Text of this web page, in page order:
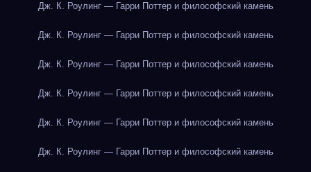
Дж. К. Роулинг — Гарри Поттер и философский камень
Дж. К. Роулинг — Гарри Поттер и философский камень
Дж. К. Роулинг — Гарри Поттер и философский камень
Дж. К. Роулинг — Гарри Поттер и философский камень
Дж. К. Роулинг — Гарри Поттер и философский камень
Дж. К. Роулинг — Гарри Поттер и философский камень